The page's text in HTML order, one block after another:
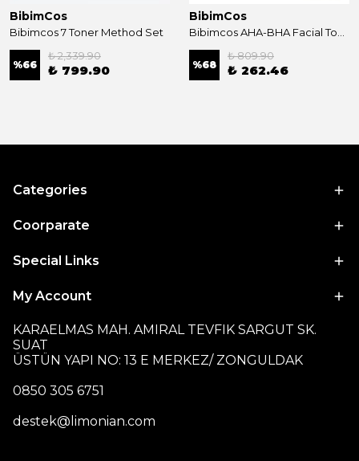
BibimCos
Bibimcos 7 Toner Method Set
%66
₺ 2,339.90
₺ 799.90
BibimCos
%68
₺ 809.90
₺ 262.46
Categories
Coorparate
Special Links
My Account
KARAELMAS MAH. AMIRAL TEVFIK SARGUT SK.
SUAT
ÜSTÜN YAPI NO: 13 E MERKEZ/ ZONGULDAK
0850 305 6751
destek@limonian.com